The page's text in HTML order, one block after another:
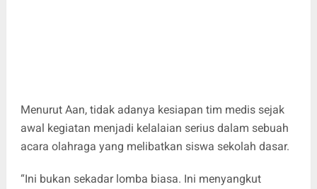
Menurut Aan, tidak adanya kesiapan tim medis sejak
awal kegiatan menjadi kelalaian serius dalam sebuah
acara olahraga yang melibatkan siswa sekolah dasar.
“Ini bukan sekadar lomba biasa. Ini menyangkut